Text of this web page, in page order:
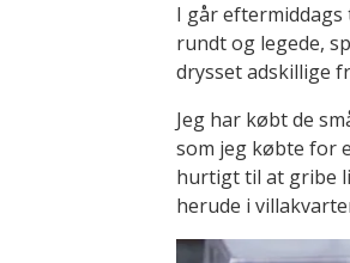
I går eftermiddags
rundt og legede,
drysset adskillige
Jeg har købt de
som jeg købte for
hurtigt til at gribe
herude i